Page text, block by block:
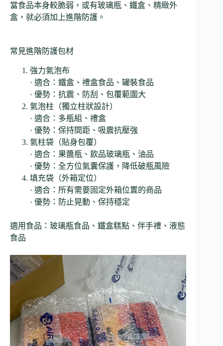
當食品本身較脆弱，或有玻璃瓶、鐵盒、精緻外
盒，就必須加上進階防護。
常見進階防護包材
強力氣泡布
· 適合：鐵盒、禮盒食品、罐裝食品
· 優勢：抗震、防刮、包覆範圍大
氣泡柱（獨立柱狀設計）
· 適合：多瓶組、禮盒
· 優勢：保持間距、吸震抗壓強
氣柱袋（貼身包覆）
· 適合：果醬瓶、飲品玻璃瓶、油品
· 優勢：全方位氣囊保護，降低破瓶風險
填充袋（外箱定位）
· 適合：所有需要固定外箱位置的商品
· 優勢：防止晃動、保持穩定
適用食品：玻璃瓶食品、鐵盒糕點、伴手禮、液態
食品